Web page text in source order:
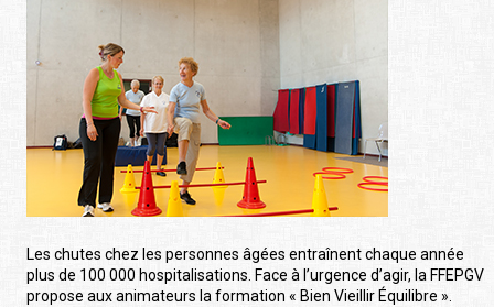
Les chutes chez les personnes âgées entraînent chaque année
plus de 100 000 hospitalisations. Face à l’urgence d’agir, la FFEPGV
propose aux animateurs la formation « Bien Vieillir Équilibre ».